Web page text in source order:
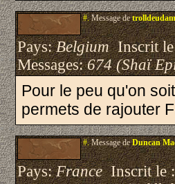
#.Message detrolldeudam
Pays:BelgiumInscrit
Messages:674 (Shaï
Pour le peu qu'on
permets de rajouter
#.Message deDuncan
Pays:FranceInscrit le